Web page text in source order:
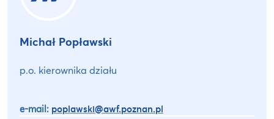
Michał Popławski
p.o. kierownika działu
e-mail: poplawski@awf.poznan.pl